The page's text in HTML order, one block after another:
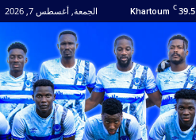
39.5
C
Khartoum الجمعة, أغسطس 7, 2026